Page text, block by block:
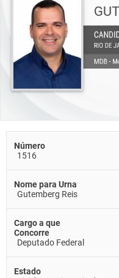
Número
1516
Nome para Urna
Gutemberg Reis
Cargo a que
Concorre
Deputado Federal
Estado